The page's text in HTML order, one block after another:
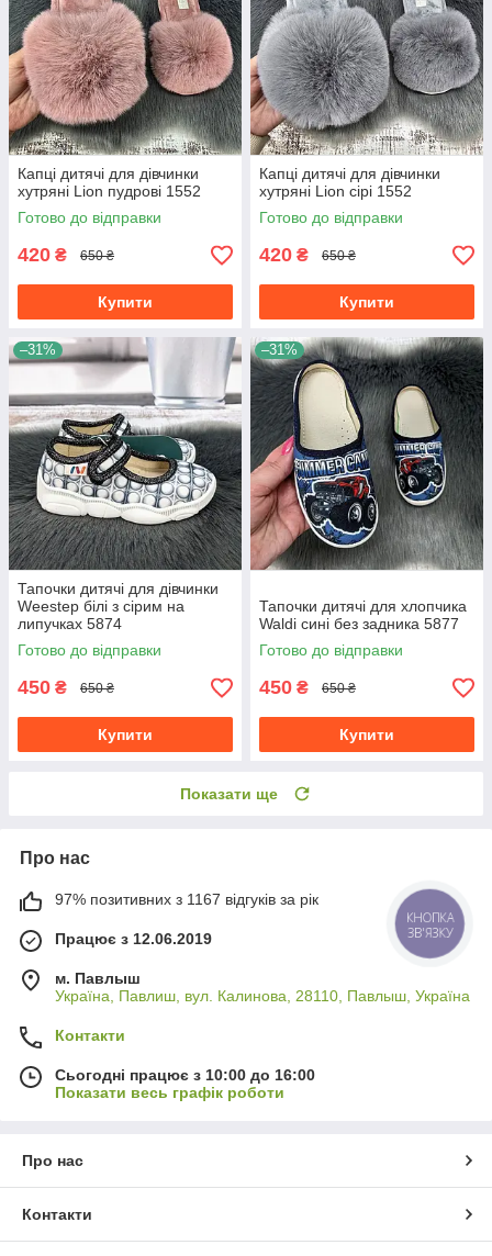
Капці дитячі для дівчинки
хутряні Lion пудрові 1552
Готово до відправки
420 ₴ 650 ₴
Купити
Капці дитячі для дівчинки
хутряні Lion сірі 1552
Готово до відправки
420 ₴ 650 ₴
Купити
–31%
Тапочки дитячі для дівчинки
Weestep білі з сірим на
липучках 5874
Готово до відправки
450 ₴ 650 ₴
Купити
–31%
Тапочки дитячі для хлопчика
Waldi сині без задника 5877
Готово до відправки
450 ₴ 650 ₴
Купити
Показати ще
Про нас
97% позитивних з 1167 відгуків за рік
Працює з 12.06.2019
м. Павлыш
Україна, Павлиш, вул. Калинова, 28110, Павлыш, Україна
Контакти
Сьогодні працює з 10:00 до 16:00
Показати весь графік роботи
Про нас
Контакти
КНОПКА
ЗВ'ЯЗКУ